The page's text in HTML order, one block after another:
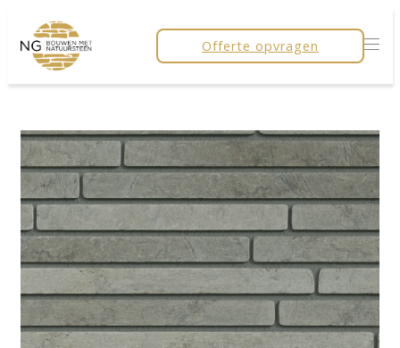
Offerte opvragen